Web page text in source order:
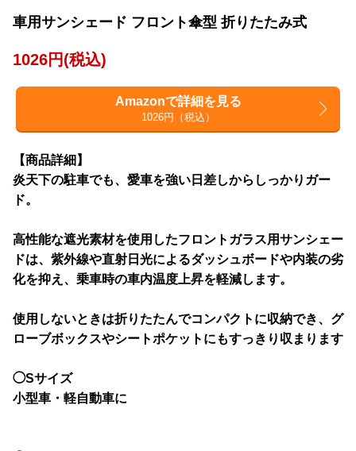
車用サンシェード フロント傘型 折りたたみ式
1026円(税込)
Amazonで詳細を見る
1026円（税込）
【商品詳細】
炎天下の駐車でも、愛車を強い日差しからしっかりガー
ド。
高性能な遮光素材を使用したフロントガラス用サンシェー
ドは、紫外線や直射日光によるダッシュボードや内装の劣
化を抑え、乗車時の車内温度上昇を軽減します。
使用しないときは折りたたんでコンパクトに収納でき、グ
ローブボックスやシートポケットにもすっきり収まります
◯Sサイズ
小型車・軽自動車に